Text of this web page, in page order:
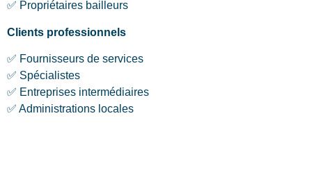
✅ Propriétaires bailleurs
Clients professionnels
✅ Fournisseurs de services
✅ Spécialistes
✅ Entreprises intermédiaires
✅ Administrations locales